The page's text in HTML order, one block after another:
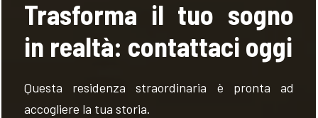
Trasforma il tuo sogno
in realtà: contattaci oggi
Questa residenza straordinaria è pronta ad
accogliere la tua storia.